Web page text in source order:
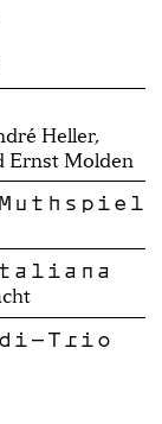
Heller,
Ernst Molden
Trio